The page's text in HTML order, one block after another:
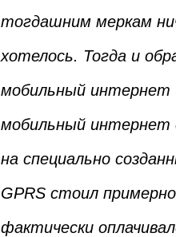
тогдашним меркам
хотелось. Тогда и
мобильный интернет
мобильный интернет
на специально
GPRS стоил
фактически